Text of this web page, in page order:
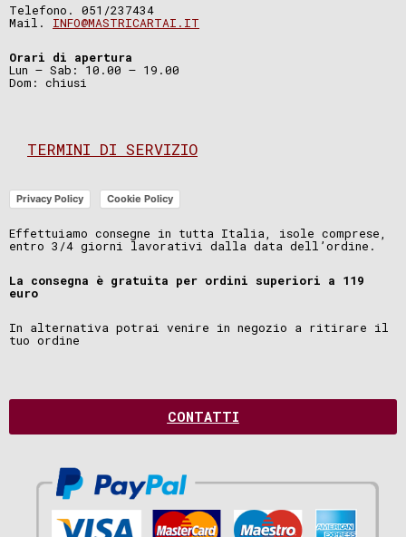
Telefono. 051/237434
Mail. INFO@MASTRICARTAI.IT
Orari di apertura
Lun – Sab: 10.00 – 19.00
Dom: chiusi
TERMINI DI SERVIZIO
Privacy Policy Cookie Policy
Effettuiamo consegne in tutta Italia, isole comprese,
entro 3/4 giorni lavorativi dalla data dell’ordine.
La consegna è gratuita per ordini superiori a 119
euro
In alternativa potrai venire in negozio a ritirare il
tuo ordine
CONTATTI